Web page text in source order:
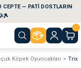
CEPTE — PATİ DOSTLARIN
Köpek Oyuncakları